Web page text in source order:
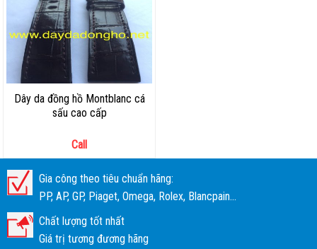
Dây da đồng hồ Montblanc cá
sấu cao cấp
Call
Gia công theo tiêu chuẩn hãng:
PP, AP, GP, Piaget, Omega, Rolex, Blancpain...
Chất lượng tốt nhất
Giá trị tương đương hãng